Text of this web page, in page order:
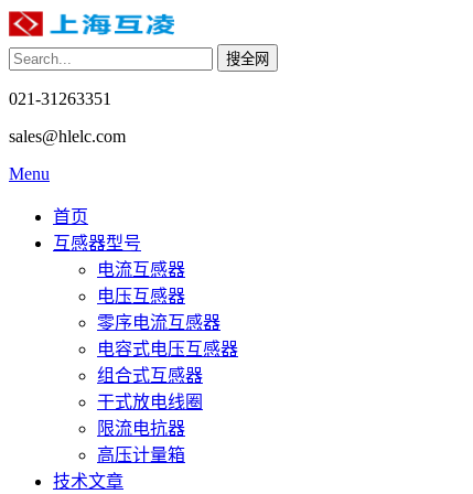
021-31263351
sales@hlelc.com
Menu
首页
互感器型号
电流互感器
电压互感器
零序电流互感器
电容式电压互感器
组合式互感器
干式放电线圈
限流电抗器
高压计量箱
技术文章